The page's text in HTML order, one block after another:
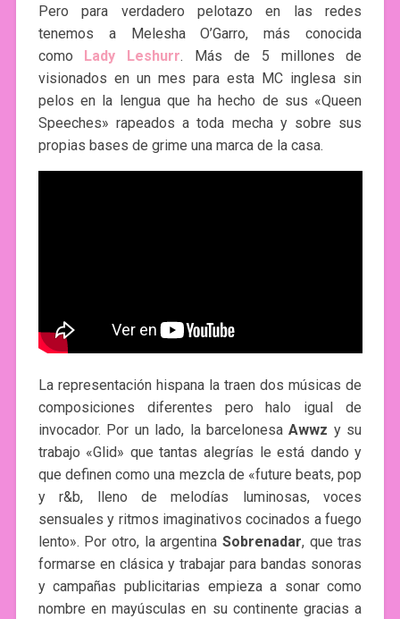
Pero para verdadero pelotazo en las redes
tenemos a Melesha O’Garro, más conocida
como Lady Leshurr. Más de 5 millones de
visionados en un mes para esta MC inglesa sin
pelos en la lengua que ha hecho de sus «Queen
Speeches» rapeados a toda mecha y sobre sus
propias bases de grime una marca de la casa.
La representación hispana la traen dos músicas de
composiciones diferentes pero halo igual de
invocador. Por un lado, la barcelonesaAwwz y su
trabajo «Glid» que tantas alegrías le está dando y
que definen como una mezcla de «future beats, pop
y r&b, lleno de melodías luminosas, voces
sensuales y ritmos imaginativos cocinados a fuego
lento». Por otro, la argentinaSobrenadar, que tras
formarse en clásica y trabajar para bandas sonoras
y campañas publicitarias empieza a sonar como
nombre en mayúsculas en su continente gracias a